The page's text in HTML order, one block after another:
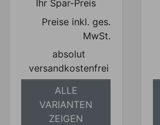
Ihr Spar-Preis
Preise inkl. ges.
MwSt.
absolut
versandkostenfrei
ALLE
VARIANTEN
ZEIGEN